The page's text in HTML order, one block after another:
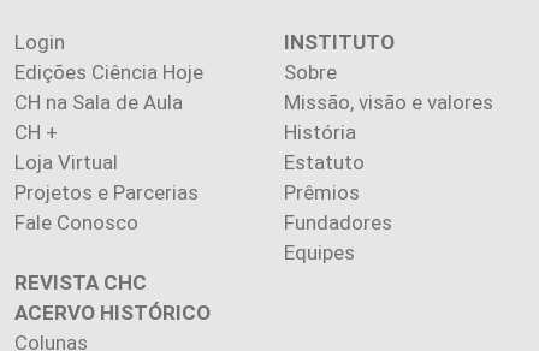
Login
Edições Ciência Hoje
CH na Sala de Aula
CH +
Loja Virtual
Projetos e Parcerias
Fale Conosco
INSTITUTO
Sobre
Missão, visão e valores
História
Estatuto
Prêmios
Fundadores
Equipes
REVISTA CHC
ACERVO HISTÓRICO
Colunas